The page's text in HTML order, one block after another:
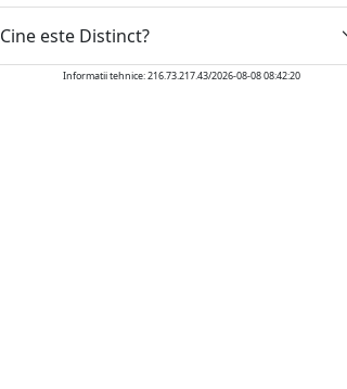
Cine este Distinct?
Informatii tehnice: 216.73.217.43/2026-08-08 08:42:20